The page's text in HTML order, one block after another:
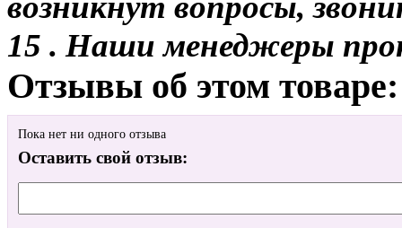
15 . Наши менеджеры
Отзывы об этом товаре:
Пока нет ни одного отзыва
Оставить свой отзыв: